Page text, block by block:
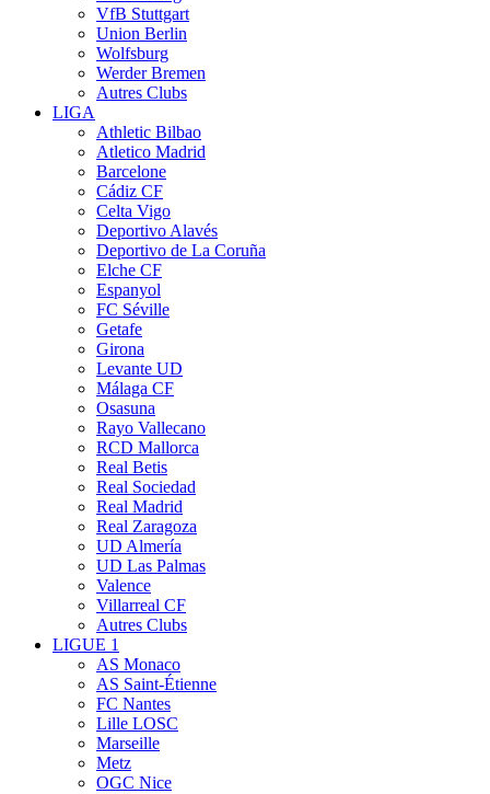
VfB Stuttgart
Union Berlin
Wolfsburg
Werder Bremen
Autres Clubs
LIGA
Athletic Bilbao
Atletico Madrid
Barcelone
Cádiz CF
Celta Vigo
Deportivo Alavés
Deportivo de La Coruña
Elche CF
Espanyol
FC Séville
Getafe
Girona
Levante UD
Málaga CF
Osasuna
Rayo Vallecano
RCD Mallorca
Real Betis
Real Sociedad
Real Madrid
Real Zaragoza
UD Almería
UD Las Palmas
Valence
Villarreal CF
Autres Clubs
LIGUE 1
AS Monaco
AS Saint-Étienne
FC Nantes
Lille LOSC
Marseille
Metz
OGC Nice